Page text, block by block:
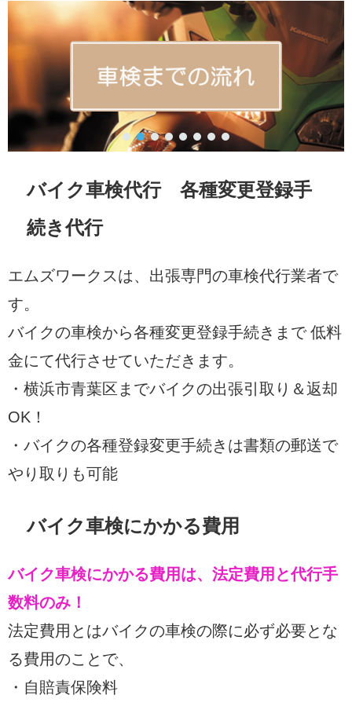
バイク車検代行 各種変更登録手
続き代行
エムズワークスは、出張専門の車検代行業者で
す。
バイクの車検から各種変更登録手続きまで 低料
金にて代行させていただきます。
・横浜市青葉区までバイクの出張引取り＆返却
OK！
・バイクの各種登録変更手続きは書類の郵送で
やり取りも可能
バイク車検にかかる費用
バイク車検にかかる費用は、法定費用と代行手
数料のみ！
法定費用とはバイクの車検の際に必ず必要とな
る費用のことで、
・自賠責保険料